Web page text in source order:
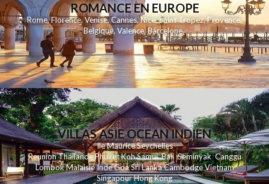
ROMANCE EN EUROPE
Rome,Florence,Venise,Cannes,Nice,Saint Tropez,Provence,
Belgique,Valence,Barcelone,
VILLAS ASIE OCEAN INDIEN
Ile MauriceSeychelles
ReunionThailandePhuketKohSamui Bali SeminyakCanggu
LombokMalaisieIndeGoaSri LankaCambodgeVietnam
SingapourHong Kong